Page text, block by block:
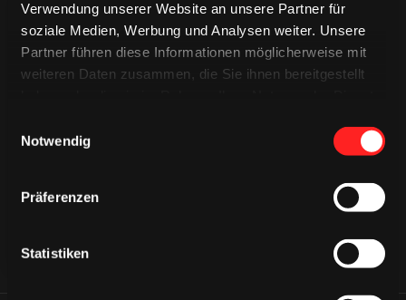
Verwendung unserer Website an unsere Partner für
soziale Medien, Werbung und Analysen weiter. Unsere
Partner führen diese Informationen möglicherweise mit
weiteren Daten zusammen, die Sie ihnen bereitgestellt
Notwendig
Präferenzen
Statistiken